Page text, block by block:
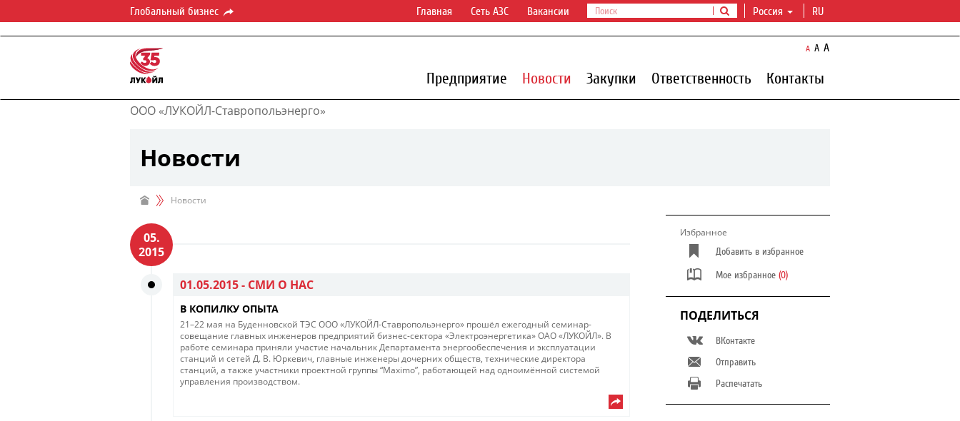
Глобальный бизнес Россия RU
Главная Сеть АЗС Вакансии
A A A
Предприятие Новости Закупки Ответственность Контакты
ООО «ЛУКОЙЛ-Ставропольэнерго»
Новости
Новости
05.
2015
01.05.2015 - СМИ О НАС
В КОПИЛКУ ОПЫТА
21–22 мая на Буденновской ТЭС ООО «ЛУКОЙЛ-Ставропольэнерго» прошёл ежегодный семинар-
совещание главных инженеров предприятий бизнес-сектора «Электроэнергетика» ОАО «ЛУКОЙЛ». В
работе семинара приняли участие начальник Департамента энергообеспечения и эксплуатации
станций и сетей Д. В. Юркевич, главные инженеры дочерних обществ, технические директора
станций, а также участники проектной группы “Maximo”, работающей над одноимённой системой
управления производством.
Избранное
Добавить в избранное
Мое избранное (0)
ПОДЕЛИТЬСЯ
ВКонтакте
Отправить
Распечатать